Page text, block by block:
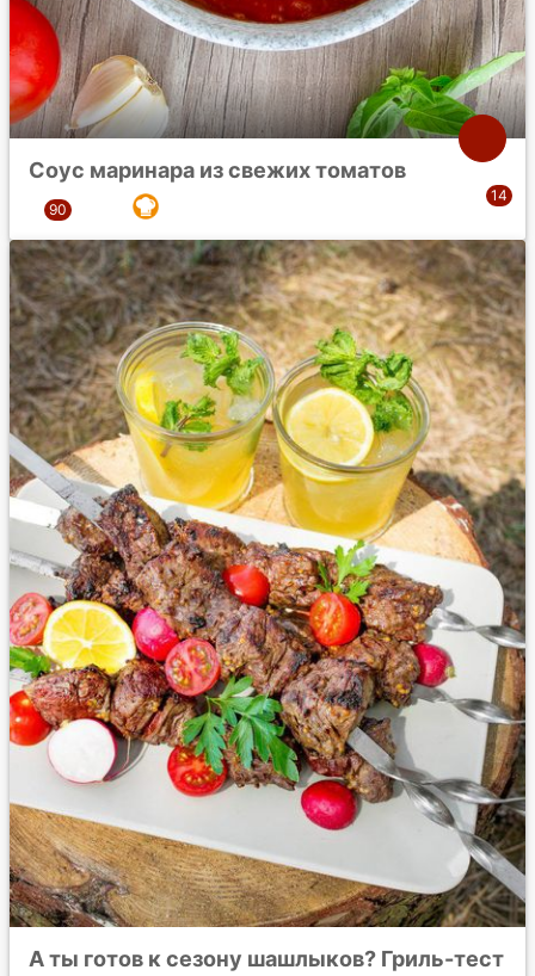
Соус маринара из свежих томатов
А ты готов к сезону шашлыков? Гриль-тест